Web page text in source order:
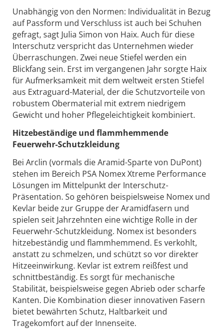
Unabhängig von den Normen: Individualität in Bezug
auf Passform und Verschluss ist auch bei Schuhen
gefragt, sagt Julia Simon von Haix. Auch für diese
Interschutz verspricht das Unternehmen wieder
Überraschungen. Zwei neue Stiefel werden ein
Blickfang sein. Erst im vergangenen Jahr sorgte Haix
für Aufmerksamkeit mit dem weltweit ersten Stiefel
aus Extraguard-Material, der die Schutzvorteile von
robustem Obermaterial mit extrem niedrigem
Gewicht und hoher Pflegeleichtigkeit kombiniert.
Hitzebeständige und flammhemmende
Feuerwehr-Schutzkleidung
Bei Arclin (vormals die Aramid-Sparte von DuPont)
stehen im Bereich PSA Nomex Xtreme Performance
Lösungen im Mittelpunkt der Interschutz-
Präsentation. So gehören beispielsweise Nomex und
Kevlar beide zur Gruppe der Aramidfasern und
spielen seit Jahrzehnten eine wichtige Rolle in der
Feuerwehr-Schutzkleidung. Nomex ist besonders
hitzebeständig und flammhemmend. Es verkohlt,
anstatt zu schmelzen, und schützt so vor direkter
Hitzeeinwirkung. Kevlar ist extrem reißfest und
schnittbeständig. Es sorgt für mechanische
Stabilität, beispielsweise gegen Abrieb oder scharfe
Kanten. Die Kombination dieser innovativen Fasern
bietet bewährten Schutz, Haltbarkeit und
Tragekomfort auf der Innenseite.